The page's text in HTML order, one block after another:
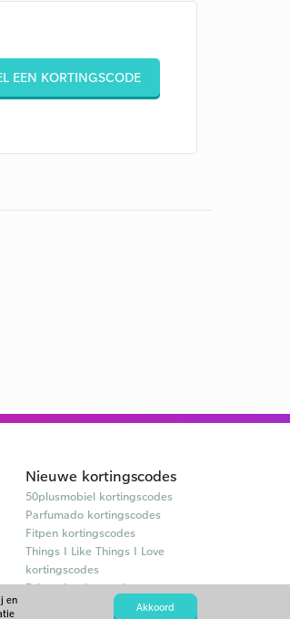
EEN KORTINGSCODE
Nieuwe kortingscodes
50plusmobiel kortingscodes
Parfumado kortingscodes
Fitpen kortingscodes
Things I Like Things I Love
kortingscodes
Briters kortingscodes
en
Akkoord